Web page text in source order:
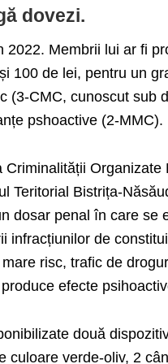
dovezi.
Membrii lui ar fi
100 de lei, pentru un
(3-CMC, cunoscut sub
pshoactive (2-MMC).
Organizate
Teritorial Bistrița-
dosar penal în care se
infracțiunilor de
risc, trafic de
efecte
două
culoare verde-oliv, 2